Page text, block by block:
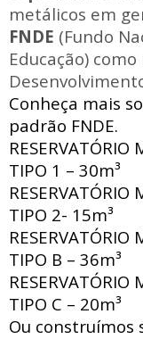
metálicos em
FNDE (Fundo
Educação) como
Conheça mais
padrão FNDE.
RESERVATÓRIO
TIPO 1 – 30m³
RESERVATÓRIO
TIPO 2- 15m³
RESERVATÓRIO
TIPO B – 36m³
RESERVATÓRIO
TIPO C – 20m³
Ou construímos